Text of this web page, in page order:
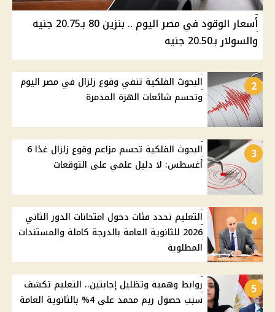
أسعار الوقود في مصر اليوم .. بنزين 80 بـ20.75 جنيه
والسولار بـ20.50 جنيه
2
البحوث الفلكية تنفي وقوع زلزال في مصر اليوم
وتحسم شائعات الهزة المدمرة
3
البحوث الفلكية تحسم مزاعم وقوع زلزال غدًا 6
أغسطس: لا دليل علمي على التوقعات
4
التعليم تحدد فئات دخول امتحانات الدور الثاني
2026 للثانوية العامة بالدرجة كاملة والمستندات
المطلوبة
5
روابط وهمية وتظليل إجابتين.. التعليم تكشف
سبب حصول ريم محمد على 4% بالثانوية العامة